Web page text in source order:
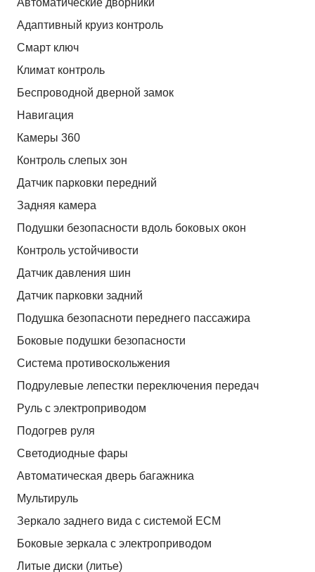
Автоматические дворники
Адаптивный круиз контроль
Смарт ключ
Климат контроль
Беспроводной дверной замок
Навигация
Камеры 360
Контроль слепых зон
Датчик парковки передний
Задняя камера
Подушки безопасности вдоль боковых окон
Контроль устойчивости
Датчик давления шин
Датчик парковки задний
Подушка безопасноти переднего пассажира
Боковые подушки безопасности
Система противоскольжения
Подрулевые лепестки переключения передач
Руль с электроприводом
Подогрев руля
Светодиодные фары
Автоматическая дверь багажника
Мультируль
Зеркало заднего вида с системой ЕСМ
Боковые зеркала с электроприводом
Литые диски (литье)